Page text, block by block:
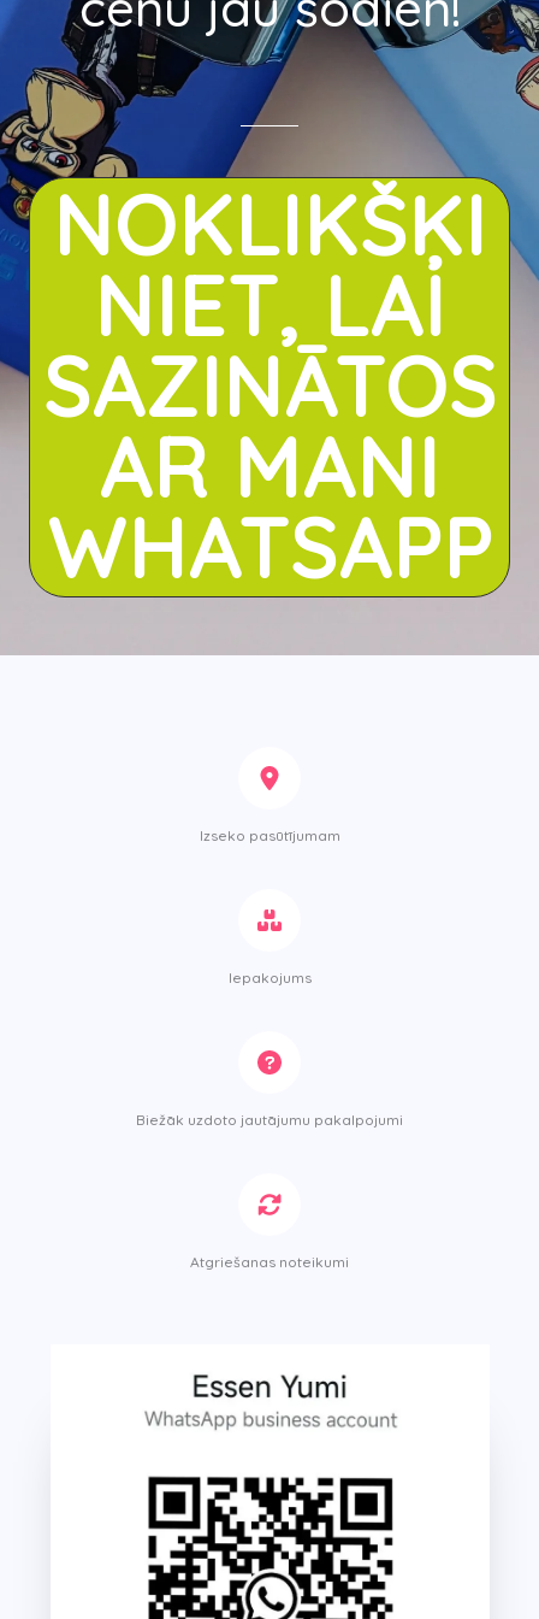
NOKLIKŠĶI
NIET, LAI
SAZINĀTOS
AR MANI
WHATSAPP
Izseko pasūtījumam
Iepakojums
Biežāk uzdoto jautājumu pakalpojumi
Atgriešanas noteikumi